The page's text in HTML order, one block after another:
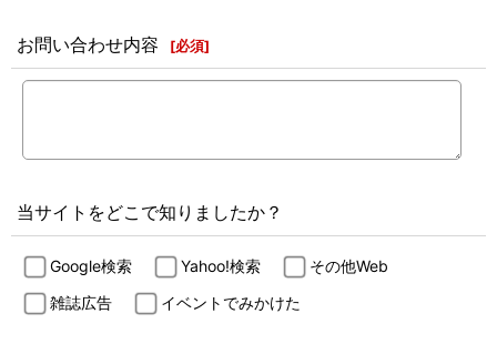
お問い合わせ内容 [必須]
当サイトをどこで知りましたか？
Google検索 Yahoo!検索
その他Web
雑誌広告
イベントでみかけた